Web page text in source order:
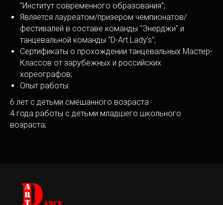
"Институт современного образования";
Является лауреатом/призером чемпионатов/
фестивалей в составе команды "Энерджи" и
танцевальной команды "D-Art Lady's";
Сертификаты о прохождении танцевальных Мастер-
Классов от зарубежных и российских
хореографов;
Опыт работы:
6 лет с детьми смешанного возраста
4 года работы с детьми младшего школьного
возраста;